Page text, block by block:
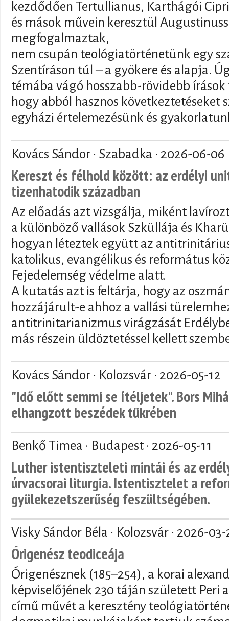
kezdődően Tertullianus, Karthágói
és mások művein keresztül
megfogalmaztak,
nem csupán teológiatörténetünk egy
Szentíráson túl – a gyökere és alapja.
témába vágó hosszabb-rövidebb
hogy abból hasznos következtetéseket
egyházi értelemezésünk és
Kovács Sándor · Szabadka · 2026-06-06
Kereszt és félhold között: az erdélyi
tizenhatodik században
Az előadás azt vizsgálja, miként
a különböző vallások Szküllája és
hogyan léteztek együtt az
katolikus, evangélikus és református
Fejedelemség védelme alatt.
A kutatás azt is feltárja, hogy az
hozzájárult-e ahhoz a vallási
antitrinitarianizmus virágzását
más részein üldöztetéssel kellett
Kovács Sándor · Kolozsvár · 2026-05-12
"Idő előtt semmi se ítéljetek". Bors
elhangzott beszédek tükrében
Benkő Timea · Budapest · 2026-05-11
Luther istentiszteleti mintái és az
úrvacsorai liturgia. Istentisztelet a
gyülekezetszerűség feszültségében.
Visky Sándor Béla · Kolozsvár · 2026-03-
Órigenész teodiceája
Órigenésznek (185–254), a korai
képviselőjének 230 táján született Peri
című művét a keresztény